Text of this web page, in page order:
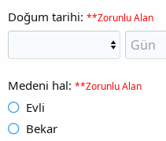
Doğum tarihi **Zorunlu Alan
Medeni hal **Zorunlu Alan
Evli
Bekar